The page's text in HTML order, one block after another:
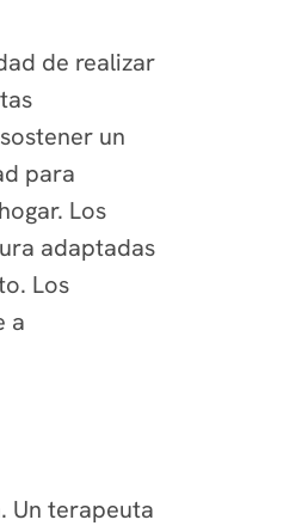
de realizar
un
para
Los
adaptadas
Los
a
Un terapeuta